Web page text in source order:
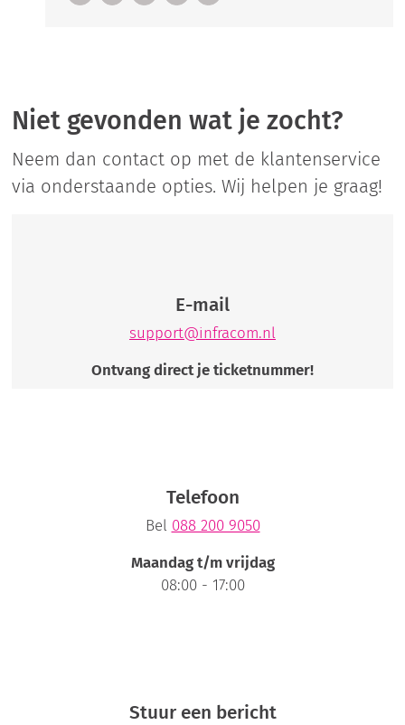
Niet gevonden wat je zocht?
Neem dan contact op met de klantenservice
via onderstaande opties. Wij helpen je graag!
E-mail
support@infracom.nl
Ontvang direct je ticketnummer!
Telefoon
Bel 088 200 9050
Maandag t/m vrijdag
08:00 - 17:00
Stuur een bericht